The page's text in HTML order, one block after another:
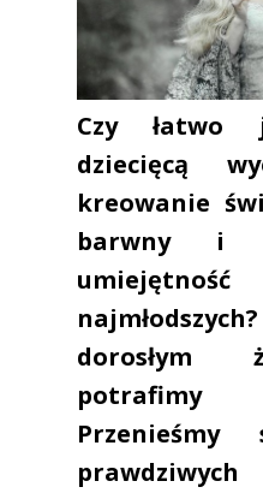
Czy łatwo
dziecięcą
kreowanie
barwny i
dorosłym